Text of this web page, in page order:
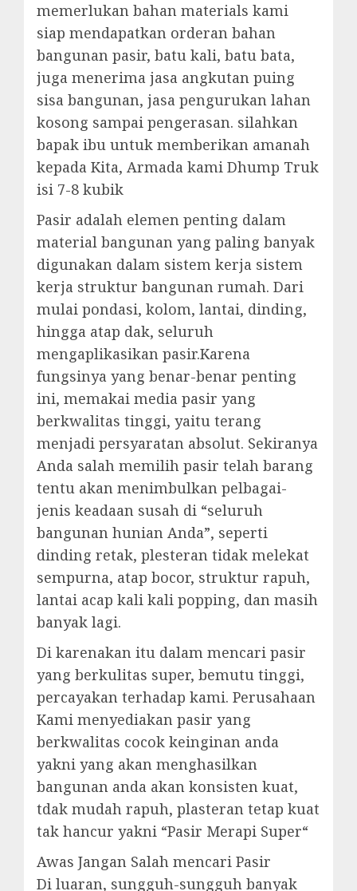
memerlukan bahan materials kami
siap mendapatkan orderan bahan
bangunan pasir, batu kali, batu bata,
juga menerima jasa angkutan puing
sisa bangunan, jasa pengurukan lahan
kosong sampai pengerasan. silahkan
bapak ibu untuk memberikan amanah
kepada Kita, Armada kami Dhump Truk
isi 7-8 kubik
Pasir adalah elemen penting dalam
material bangunan yang paling banyak
digunakan dalam sistem kerja sistem
kerja struktur bangunan rumah. Dari
mulai pondasi, kolom, lantai, dinding,
hingga atap dak, seluruh
mengaplikasikan pasir.Karena
fungsinya yang benar-benar penting
ini, memakai media pasir yang
berkwalitas tinggi, yaitu terang
menjadi persyaratan absolut. Sekiranya
Anda salah memilih pasir telah barang
tentu akan menimbulkan pelbagai-
jenis keadaan susah di “seluruh
bangunan hunian Anda”, seperti
dinding retak, plesteran tidak melekat
sempurna, atap bocor, struktur rapuh,
lantai acap kali kali popping, dan masih
banyak lagi.
Di karenakan itu dalam mencari pasir
yang berkulitas super, bemutu tinggi,
percayakan terhadap kami. Perusahaan
Kami menyediakan pasir yang
berkwalitas cocok keinginan anda
yakni yang akan menghasilkan
bangunan anda akan konsisten kuat,
tdak mudah rapuh, plasteran tetap kuat
tak hancur yakni “Pasir Merapi Super“
Awas Jangan Salah mencari Pasir
Di luaran, sungguh-sungguh banyak